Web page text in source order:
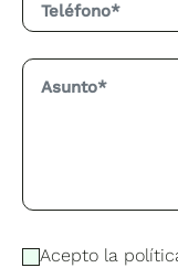
Acepto la